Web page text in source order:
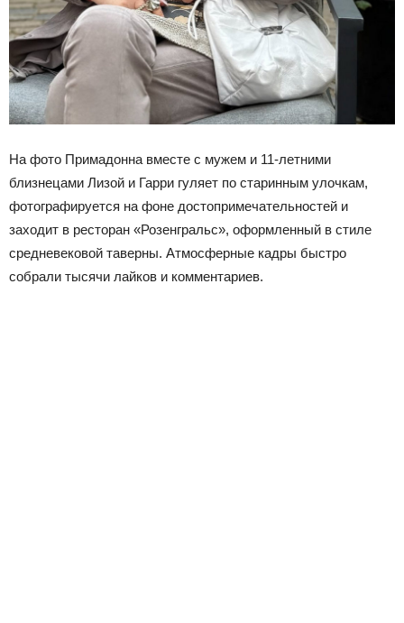
На фото Примадонна вместе с мужем и 11-летними
близнецами Лизой и Гарри гуляет по старинным улочкам,
фотографируется на фоне достопримечательностей и
заходит в ресторан «Розенгральс», оформленный в стиле
средневековой таверны. Атмосферные кадры быстро
собрали тысячи лайков и комментариев.